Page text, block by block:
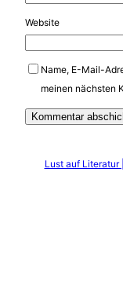
Website
Name, E-Mail-
meinen nächsten
Lust auf Literatur